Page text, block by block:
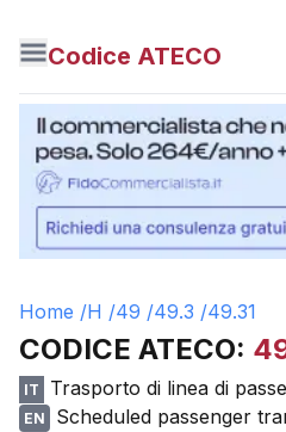
Codice ATECO
Home /H /49 /49.3 /49.31
CODICE ATECO:
IT Trasporto di linea di
EN Scheduled passenger